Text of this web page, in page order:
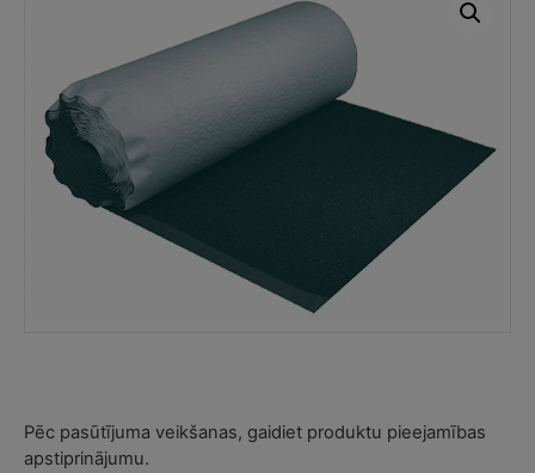
Pēc pasūtījuma veikšanas, gaidiet produktu pieejamības
apstiprinājumu.